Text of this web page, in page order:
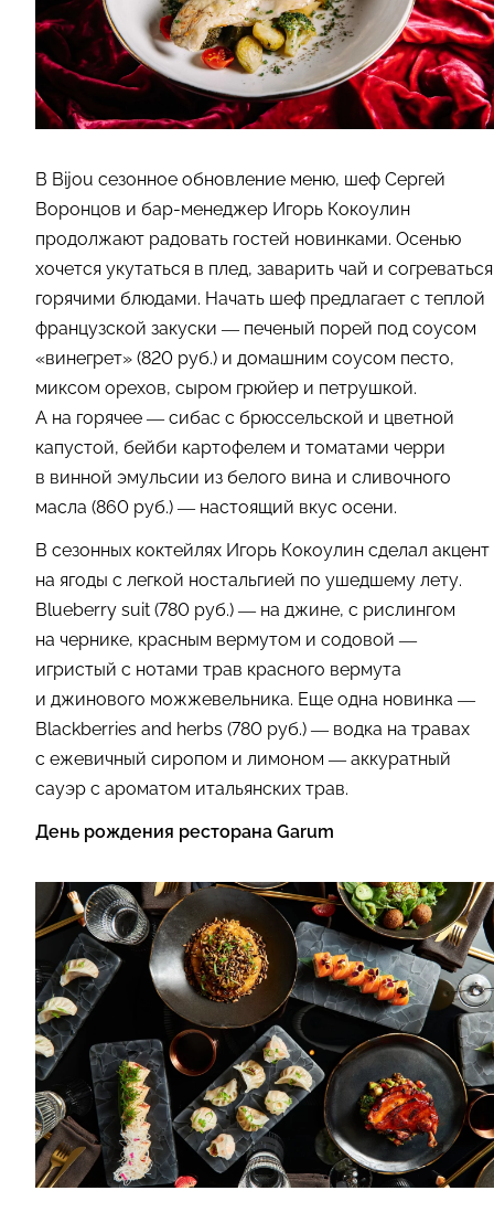
В Bijou сезонное обновление меню, шеф Сергей
Воронцов и бар-менеджер Игорь Кокоулин
продолжают радовать гостей новинками. Осенью
хочется укутаться в плед, заварить чай и согреваться
горячими блюдами. Начать шеф предлагает с теплой
французской закуски — печеный порей под соусом
«винегрет» (820 руб.) и домашним соусом песто,
миксом орехов, сыром грюйер и петрушкой.
А на горячее — сибас с брюссельской и цветной
капустой, бейби картофелем и томатами черри
в винной эмульсии из белого вина и сливочного
масла (860 руб.) — настоящий вкус осени.
В сезонных коктейлях Игорь Кокоулин сделал акцент
на ягоды с легкой ностальгией по ушедшему лету.
Blueberry suit (780 руб.) — на джине, с рислингом
на чернике, красным вермутом и содовой —
игристый с нотами трав красного вермута
и джинового можжевельника. Еще одна новинка —
Blackberries and herbs (780 руб.) — водка на травах
с ежевичный сиропом и лимоном — аккуратный
сауэр с ароматом итальянских трав.
День рождения ресторана Garum